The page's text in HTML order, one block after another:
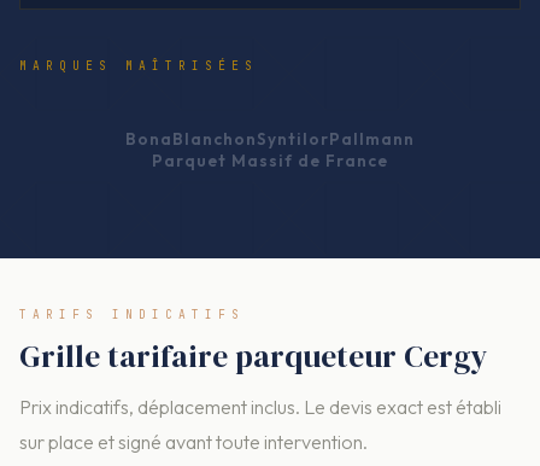
MARQUES MAÎTRISÉES
BonaBlanchonSyntilorPallmann
Parquet Massif de France
TARIFS INDICATIFS
Grille tarifaire parqueteur Cergy
Prix indicatifs, déplacement inclus. Le devis exact est établi
sur place et signé avant toute intervention.